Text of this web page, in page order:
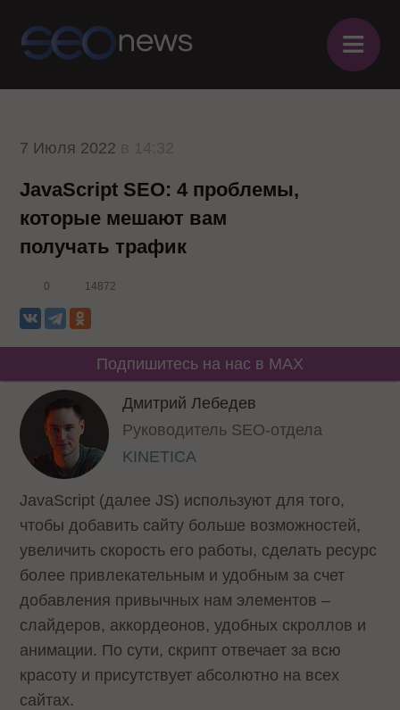
≡
7 Июля 2022
JavaScript SEO: 4 проблемы,
которые мешают вам
получать трафик
0 14872
Подпишитесь на нас в MAX
Дмитрий Лебедев
Руководитель SEO-отдела
KINETICA
JavaScript (далее JS) используют для того,
чтобы добавить сайту больше возможностей,
увеличить скорость его работы, сделать ресурс
более привлекательным и удобным за счет
добавления привычных нам элементов –
слайдеров, аккордеонов, удобных скроллов и
анимации. По сути, скрипт отвечает за всю
красоту и присутствует абсолютно на всех
сайтах.